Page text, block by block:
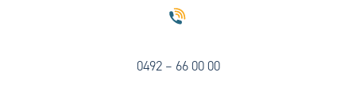
0492 – 66 00 00